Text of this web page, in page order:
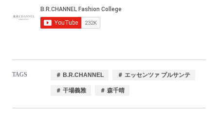
TAGS ＃ B.R.CHANNEL ＃ エッセンツァ プルサンテ
＃ 干場義雅 ＃ 森千晴